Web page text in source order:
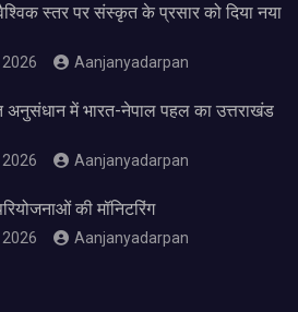
स्तर पर संस्कृत के प्रसार को दिया नया
Aanjanyadarpan
में भारत-नेपाल पहल का उत्तराखंड
Aanjanyadarpan
की मॉनिटरिंग
Aanjanyadarpan